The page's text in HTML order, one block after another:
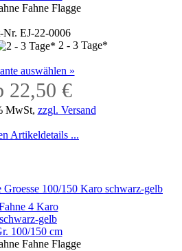
Fahne Flagge
Nr. EJ-22-0006
2 - 3 Tage*
auswählen »
22,50 €
MwSt, zzgl. Versand
Artikeldetails ...
4 Karo
schwarz-gelb
100/150 cm
Fahne Flagge